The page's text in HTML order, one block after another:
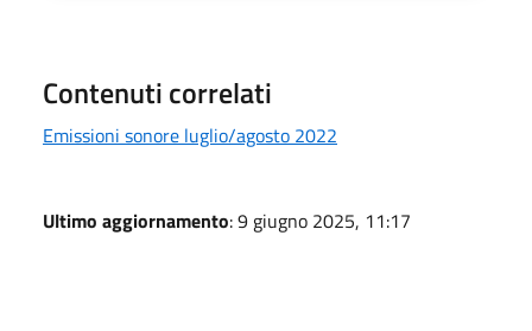
Contenuti correlati
Emissioni sonore luglio/agosto 2022
Ultimo aggiornamento: 9 giugno 2025, 11:17